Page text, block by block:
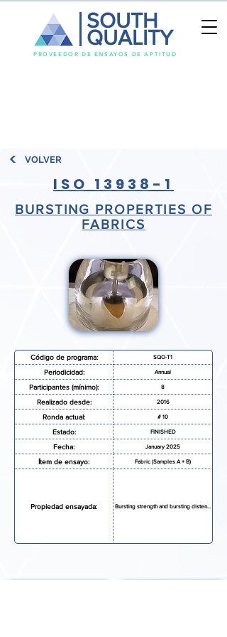
PROVEEDOR DE ENSAYOS DE APTITUD
SOUTH
QUALITY
VOLVER
ISO 13938-1
BURSTING PROPERTIES OF
FABRICS
Código de programa: SQO-T1
Periodicidad: Annual
Participantes (mínimo): 8
Realizado desde: 2016
Ronda actual: # 10
Estado: FINISHED
Fecha: January 2025
Ítem de ensayo: Fabric (Samples A + B)
Propiedad ensayada: Bursting strength and bursting distension